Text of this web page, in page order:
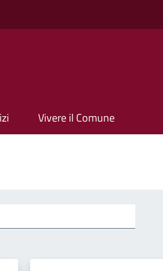
Vivere il Comune